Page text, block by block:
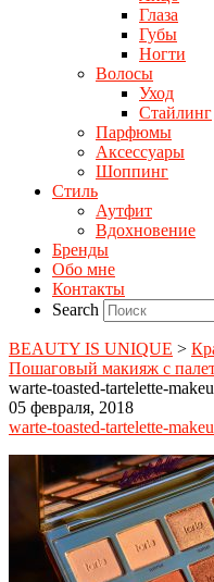
Глаза
Губы
Ногти
Волосы
Уход
Стайлинг
Парфюмы
Аксессуары
Шоппинг
Стиль
Аутфит
Вдохновение
Бренды
Обо мне
Контакты
Search
BEAUTY IS UNIQUE >
Пошаговый макияж с
warte-toasted-tartelette-
05 февраля, 2018
warte-toasted-tartelette-